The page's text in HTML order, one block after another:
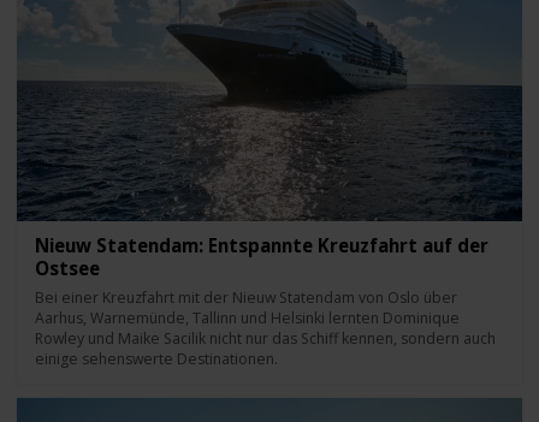
Nieuw Statendam: Entspannte Kreuzfahrt auf der
Ostsee
Bei einer Kreuzfahrt mit der Nieuw Statendam von Oslo über
Aarhus, Warnemünde, Tallinn und Helsinki lernten Dominique
Rowley und Maike Sacilik nicht nur das Schiff kennen, sondern auch
einige sehenswerte Destinationen.